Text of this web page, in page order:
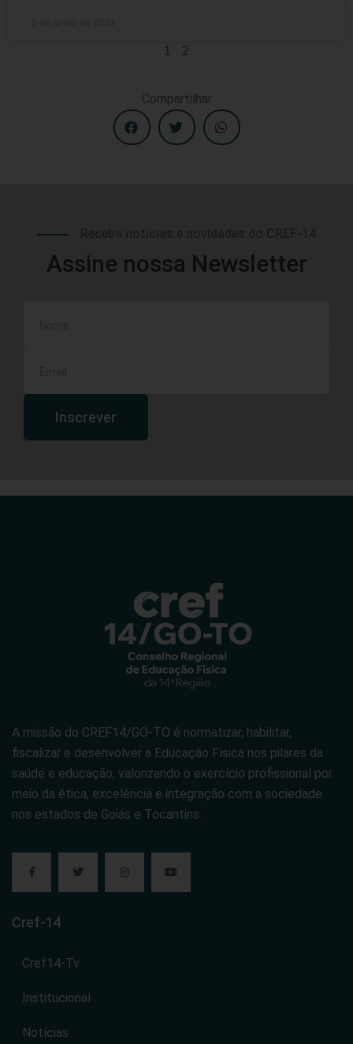
1 2
Compartilhar
Assine nossa Newsletter
Inscrever
A missão do CREF14/GO-TO é normatizar, habilitar,
fiscalizar e desenvolver a Educação Física nos pilares da
saúde e educação, valorizando o exercício profissional por
meio da ética, excelência e integração com a sociedade
nos estados de Goiás e Tocantins.
Cref-14
Cref14-Tv
Institucional
Notícias